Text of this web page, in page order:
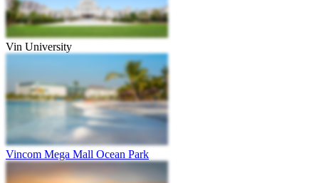
Vin University
Vincom Mega Mall Ocean Park